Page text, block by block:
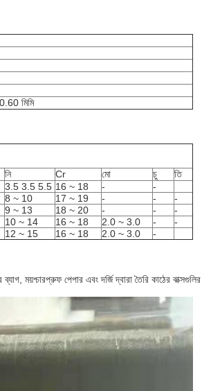
মিমি
নি Cr মো চু
তি
3.5 3.5 5.5 16 ~ 18 -
-
8 ~ 10 17 ~ 19 - -
-
9 ~ 13 18 ~ 20 - -
-
10 ~ 14 16 ~ 18 2.0 ~ 3.0 -
-
12 ~ 15 16 ~ 18 2.0 ~ 3.0 -
ময়শ্চারপ্রুফ পেপার এবং দর্জি দ্বারা তৈরি কাঠের